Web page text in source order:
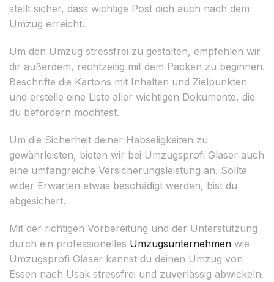
stellt sicher, dass wichtige Post dich auch nach dem
Umzug erreicht.
Um den Umzug stressfrei zu gestalten, empfehlen wir
dir außerdem, rechtzeitig mit dem Packen zu beginnen.
Beschrifte die Kartons mit Inhalten und Zielpunkten
und erstelle eine Liste aller wichtigen Dokumente, die
du befördern möchtest.
Um die Sicherheit deiner Habseligkeiten zu
gewährleisten, bieten wir bei Umzugsprofi Glaser auch
eine umfangreiche Versicherungsleistung an. Sollte
wider Erwarten etwas beschädigt werden, bist du
abgesichert.
Mit der richtigen Vorbereitung und der Unterstützung
durch ein professionelles Umzugsunternehmen wie
Umzugsprofi Glaser kannst du deinen Umzug von
Essen nach Usak stressfrei und zuverlässig abwickeln.